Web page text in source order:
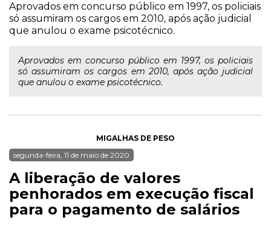
Aprovados em concurso público em 1997, os policiais
só assumiram os cargos em 2010, após ação judicial
que anulou o exame psicotécnico.
Aprovados em concurso público em 1997, os policiais
só assumiram os cargos em 2010, após ação judicial
que anulou o exame psicotécnico.
MIGALHAS DE PESO
segunda-feira, 11 de maio de 2020
A liberação de valores
penhorados em execução fiscal
para o pagamento de salários